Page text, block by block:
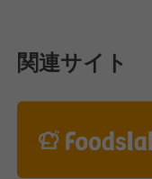
関連サイト